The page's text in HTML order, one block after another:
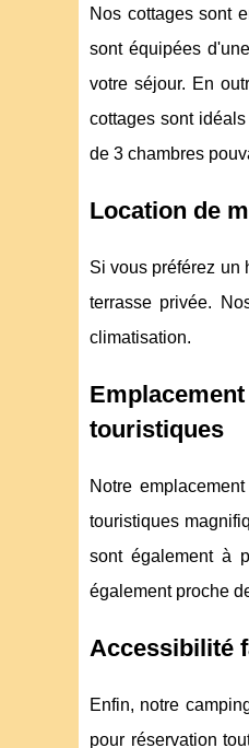
Nos cottages sont
sont équipées
votre séjour. En
cottages sont
de 3 chambres
Location de
Si vous préférez un
terrasse privée.
climatisation.
touristiques
Notre
touristiques
sont également à
également proche
Accessibilité
Enfin, notre
pour réservation